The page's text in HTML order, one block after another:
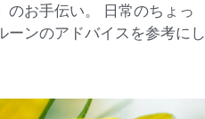
占い梓,月間無料占い
面に働きかけ、本来あるべき
それは「あなたが輝き、切
ーンのアドバイスを参考にし